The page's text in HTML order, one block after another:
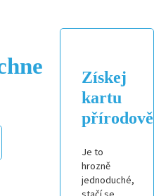
Získej
kartu
Je to
hrozně
jednoduché,